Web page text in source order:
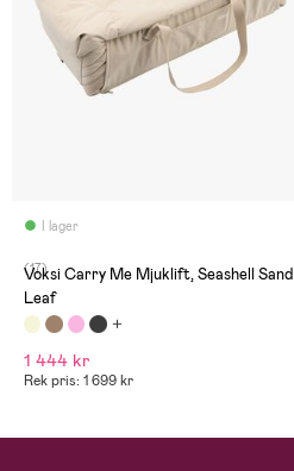
I lager
(17)
Voksi Carry Me Mjuklift, Seashell Sand
Leaf
1 444 kr
Rek pris: 1 699 kr